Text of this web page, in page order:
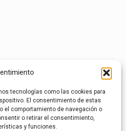
tecnologías como las cookies para
El consentimiento de estas
el comportamiento de navegación o
o retirar el consentimiento,
y funciones.